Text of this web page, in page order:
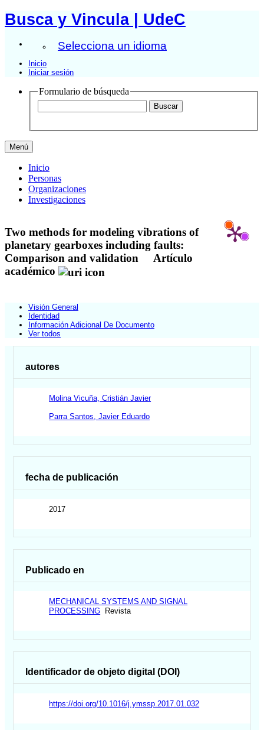
Busca y Vincula | UdeC
Selecciona un idioma
Inicio
Iniciar sesión
Formulario de búsqueda
Menú
Inicio
Personas
Organizaciones
Investigaciones
Two methods for modeling vibrations of
planetary gearboxes including faults:
Comparison and validation
Artículo
académico
Visión General
Identidad
Información Adicional De Documento
Ver todos
autores
Molina Vicuña, Cristián Javier
Parra Santos, Javier Eduardo
fecha de publicación
2017
Publicado en
MECHANICAL SYSTEMS AND SIGNAL
PROCESSING Revista
Identificador de objeto digital (DOI)
https://doi.org/10.1016/j.ymssp.2017.01.032